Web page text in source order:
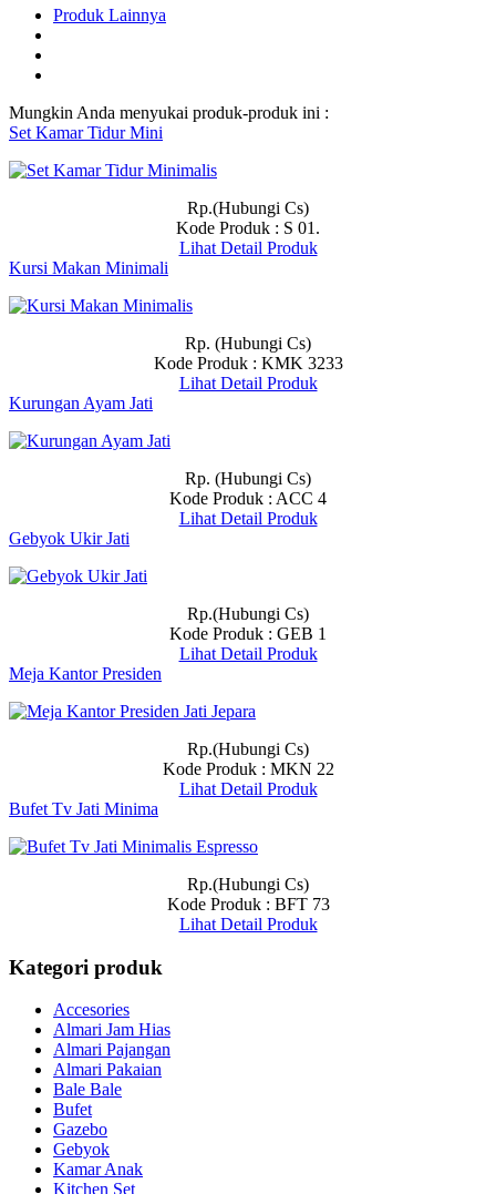
Produk Lainnya
Mungkin Anda menyukai produk-produk ini :
Set Kamar Tidur Mini
Rp.(Hubungi Cs)
Kode Produk : S 01.
Lihat Detail Produk
Kursi Makan Minimali
Rp. (Hubungi Cs)
Kode Produk : KMK 3233
Lihat Detail Produk
Kurungan Ayam Jati
Rp. (Hubungi Cs)
Kode Produk : ACC 4
Lihat Detail Produk
Gebyok Ukir Jati
Rp.(Hubungi Cs)
Kode Produk : GEB 1
Lihat Detail Produk
Meja Kantor Presiden
Rp.(Hubungi Cs)
Kode Produk : MKN 22
Lihat Detail Produk
Bufet Tv Jati Minima
Rp.(Hubungi Cs)
Kode Produk : BFT 73
Lihat Detail Produk
Kategori produk
Accesories
Almari Jam Hias
Almari Pajangan
Almari Pakaian
Bale Bale
Bufet
Gazebo
Gebyok
Kamar Anak
Kitchen Set